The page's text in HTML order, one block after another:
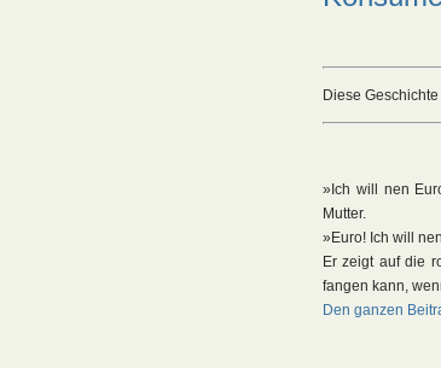
Diese
»Ich will nen
Mutter.
»Euro! Ich will
Er zeigt auf die
fangen kann,
Den ganzen